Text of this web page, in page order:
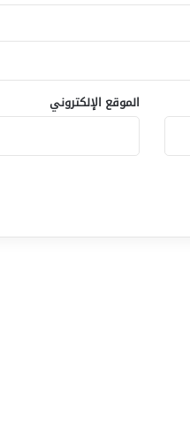
الموقع الإلكتروني